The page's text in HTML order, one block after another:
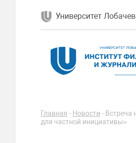
Университет
Главная - Новости - Встреча
для частной инициативы»